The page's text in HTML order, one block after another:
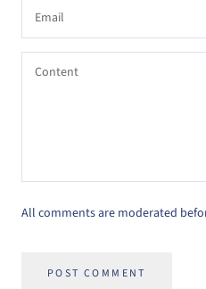
All comments are moderated
POST COMMENT